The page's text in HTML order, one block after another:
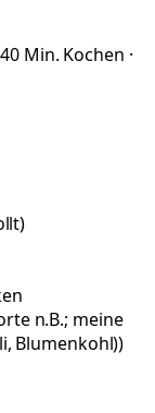
Min. Kochen ·
)
n.B.; meine
Blumenkohl))